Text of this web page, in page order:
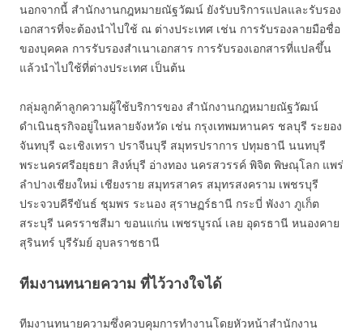
นอกจากนี้ สำนักงานกฎหมายณัฐวัฒน์ ยังรับบริการแปลและรับรอง
เอกสารที่จะต้องนำไปใช้ ณ ต่างประเทศ เช่น การรับรองลายมือชื่อ
ของบุคคล การรับรองสำเนาเอกสาร การรับรองเอกสารที่แปลขึ้น
แล้วนำไปใช้ที่ต่างประเทศ เป็นต้น
กลุ่มลูกค้าลูกความผู้ใช้บริการของ สำนักงานกฎหมายณัฐวัฒน์
ดำเนินธุรกิจอยู่ในหลายจังหวัด เช่น กรุงเทพมหานคร ชลบุรี ระยอง
จันทบุรี ฉะเชิงเทรา ปราจีนบุรี สมุทรปราการ ปทุมธานี นนทบุรี
พระนครศรีอยุธยา สิงห์บุรี อ่างทอง นครสวรรค์ พิจิต พิษณุโลก แพร่
ลำปางเชียงใหม่ เชียงราย สมุทรสาคร สมุทรสงคราม เพชรบุรี
ประจวบคีรีขันธ์ ชุมพร ระนอง สุราษฏร์ธานี กระบี่ พังงา ภูเก็ต
สระบุรี นครราชสีมา ขอนแก่น เพชรบูรณ์ เลย อุดรธานี หนองคาย
สุรินทร์ บุรีรัมย์ อุบลราชธานี
ทีมงานทนายความ ที่ไว้วางใจได้
ทีมงานทนายความซึ่งควบคุมการทำงานโดยหัวหน้าสำนักงาน